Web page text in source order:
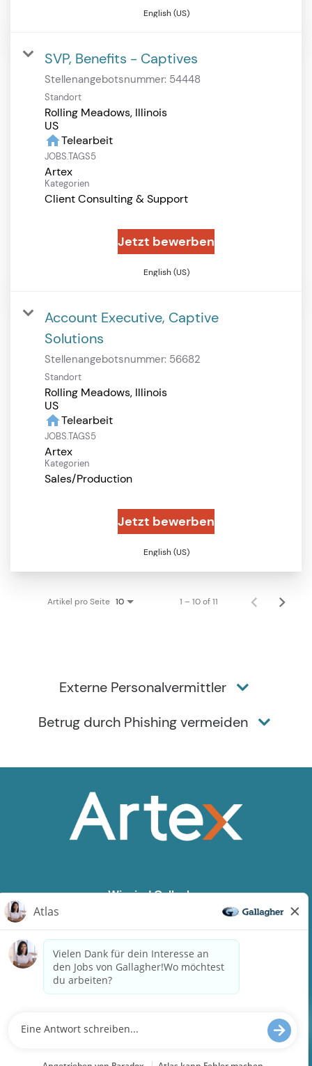
English (US)
SVP, Benefits - Captives
Stellenangebotsnummer: 54448
Standort
Rolling Meadows, Illinois
homeTelearbeit
JOBS.TAGS5
Artex
Kategorien
Client Consulting & Support
Jetzt bewerben
English (US)
Account Executive, Captive
Solutions
Stellenangebotsnummer: 56682
Standort
Rolling Meadows, Illinois
homeTelearbeit
JOBS.TAGS5
Artex
Kategorien
Sales/Production
Jetzt bewerben
English (US)
Artikel pro Seite 10 1 – 10 of 11
Externe Personalvermittler
Betrug durch Phishing vermeiden
Wir sind Gallagher
Need reasonable accommodations to complete any
part of our application process, including the use of
this website? Email us:Careers@ajg.com